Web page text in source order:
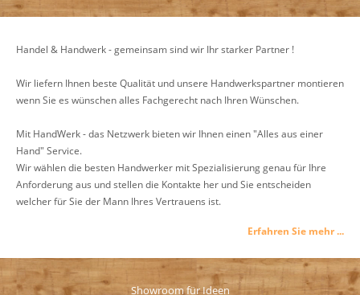
Handel & Handwerk - gemeinsam sind wir Ihr starker Partner !
Wir liefern Ihnen beste Qualität und unsere Handwerkspartner montieren
wenn Sie es wünschen alles Fachgerecht nach Ihren Wünschen.
Mit HandWerk - das Netzwerk bieten wir Ihnen einen "Alles aus einer
Hand" Service.
Wir wählen die besten Handwerker mit Spezialisierung genau für Ihre
Anforderung aus und stellen die Kontakte her und Sie entscheiden
welcher für Sie der Mann Ihres Vertrauens ist.
Erfahren Sie mehr ...
Showroom für Ideen